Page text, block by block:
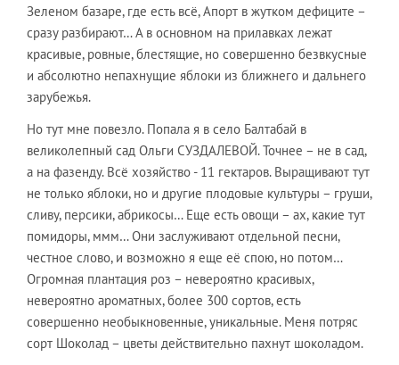
Зеленом базаре, где есть всё, Апорт в жутком дефиците –
сразу разбирают… А в основном на прилавках лежат
красивые, ровные, блестящие, но совершенно безвкусные
и абсолютно непахнущие яблоки из ближнего и дальнего
зарубежья.
Но тут мне повезло. Попала я в село Балтабай в
великолепный сад Ольги СУЗДАЛЕВОЙ. Точнее – не в сад,
а на фазенду. Всё хозяйство - 11 гектаров. Выращивают тут
не только яблоки, но и другие плодовые культуры – груши,
сливу, персики, абрикосы… Еще есть овощи – ах, какие тут
помидоры, ммм… Они заслуживают отдельной песни,
честное слово, и возможно я еще её спою, но потом…
Огромная плантация роз – невероятно красивых,
невероятно ароматных, более 300 сортов, есть
совершенно необыкновенные, уникальные. Меня потряс
сорт Шоколад – цветы действительно пахнут шоколадом.